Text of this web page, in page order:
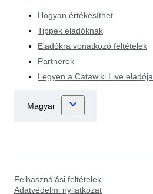
Hogyan értékesíthet
Tippek eladóknak
Eladókra vonatkozó feltételek
Partnerek
Legyen a Catawiki Live eladója
Felhasználási feltételek
Adatvédelmi nyilatkozat